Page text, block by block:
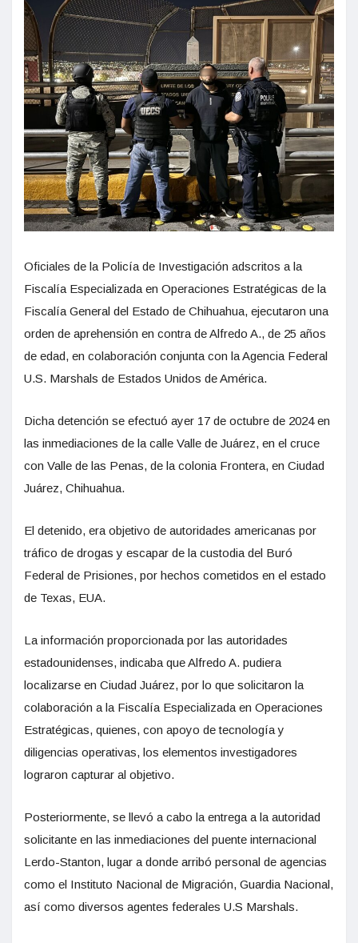
Oficiales de la Policía de Investigación adscritos a la
Fiscalía Especializada en Operaciones Estratégicas de la
Fiscalía General del Estado de Chihuahua, ejecutaron una
orden de aprehensión en contra de Alfredo A., de 25 años
de edad, en colaboración conjunta con la Agencia Federal
U.S. Marshals de Estados Unidos de América.
Dicha detención se efectuó ayer 17 de octubre de 2024 en
las inmediaciones de la calle Valle de Juárez, en el cruce
con Valle de las Penas, de la colonia Frontera, en Ciudad
Juárez, Chihuahua.
El detenido, era objetivo de autoridades americanas por
tráfico de drogas y escapar de la custodia del Buró
Federal de Prisiones, por hechos cometidos en el estado
de Texas, EUA.
La información proporcionada por las autoridades
estadounidenses, indicaba que Alfredo A. pudiera
localizarse en Ciudad Juárez, por lo que solicitaron la
colaboración a la Fiscalía Especializada en Operaciones
Estratégicas, quienes, con apoyo de tecnología y
diligencias operativas, los elementos investigadores
lograron capturar al objetivo.
Posteriormente, se llevó a cabo la entrega a la autoridad
solicitante en las inmediaciones del puente internacional
Lerdo-Stanton, lugar a donde arribó personal de agencias
como el Instituto Nacional de Migración, Guardia Nacional,
así como diversos agentes federales U.S Marshals.